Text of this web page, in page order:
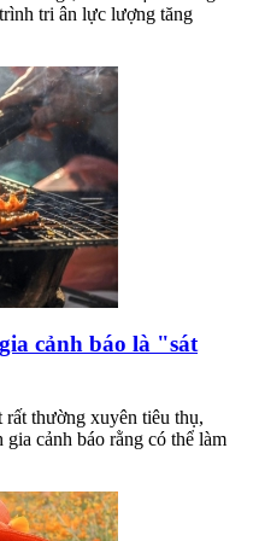
tri ân lực lượng tăng
cảnh báo là "sát
thường xuyên tiêu thụ,
cảnh báo rằng có thể làm